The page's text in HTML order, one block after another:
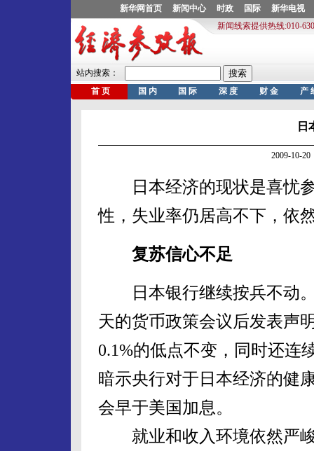
日
2009-10-
日本经济的现状是喜忧参
性，失业率仍居高不下，依
复苏信心不足
日本银行继续按兵不动。
天的货币政策会议后发表声
0.1%的低点不变，同时还连
暗示央行对于日本经济的健
会早于美国加息。
就业和收入环境依然严峻